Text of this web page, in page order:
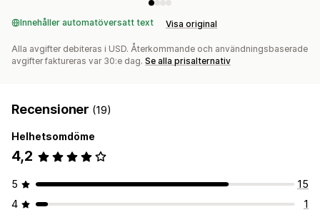
Innehåller automatöversatt text Visa original
Alla avgifter debiteras i USD. Återkommande och användningsbaserade
avgifter faktureras var 30:e dag. Se alla prisalternativ
Recensioner (19)
Helhetsomdöme
4,2
5
15
4
1